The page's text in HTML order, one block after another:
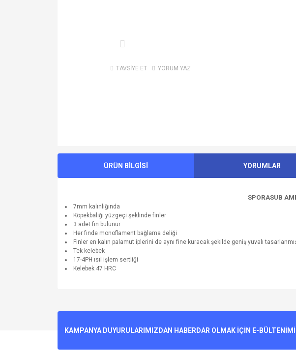
TAVSİYE ET YORUM YAZ
ÜRÜN BİLGİSİ YORUMLAR
SPORASUB
7mm kalınlığında
Köpekbalığı yüzgeçi şeklinde finler
3 adet fin bulunur
Her finde monoflament bağlama deliği
Finler en kalın palamut iplerini de aynı fine kuracak şekilde geniş yuvalı
Tek kelebek
17-4PH ısıl işlem sertliği
Kelebek 47 HRC
Ürün resmi kalitesiz, bozuk veya görüntülenemiyor.
KAMPANYA DUYURULARIMIZDAN HABERDAR OLMAK İÇİN E-